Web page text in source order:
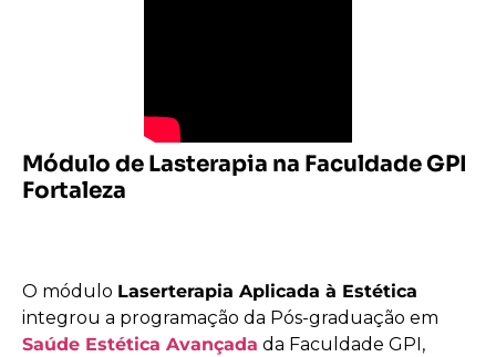
Módulo de Lasterapia na Faculdade GPI
Fortaleza
O módulo Laserterapia Aplicada à Estética
integrou a programação da Pós-graduação em
Saúde Estética Avançada da Faculdade GPI,